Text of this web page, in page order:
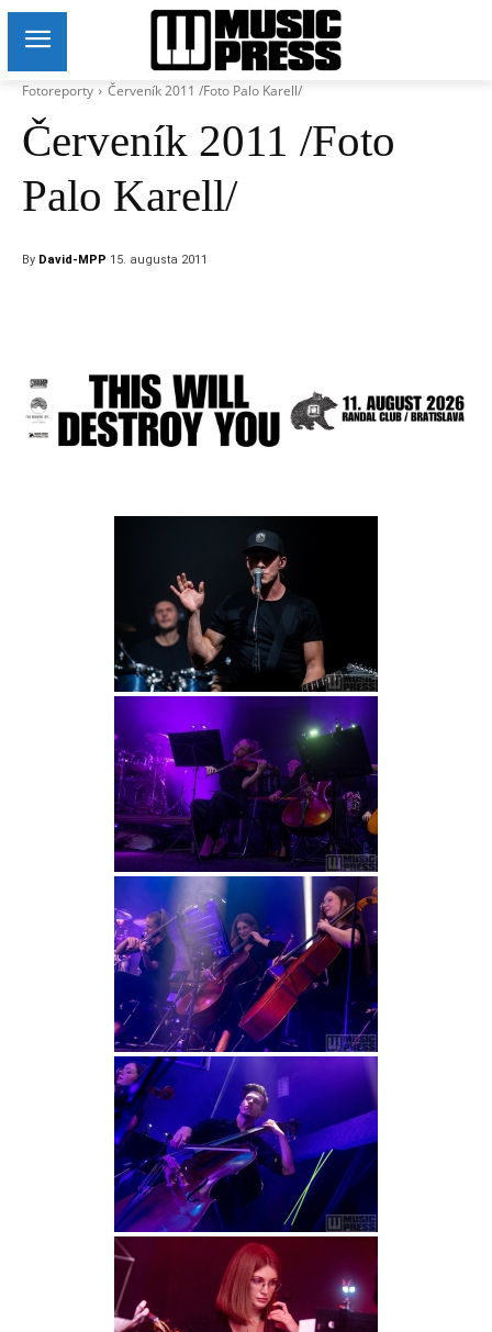
Fotoreporty Červeník 2011 /Foto Palo Karell/
Červeník 2011 /Foto
Palo Karell/
By David-MPP 15. augusta 2011